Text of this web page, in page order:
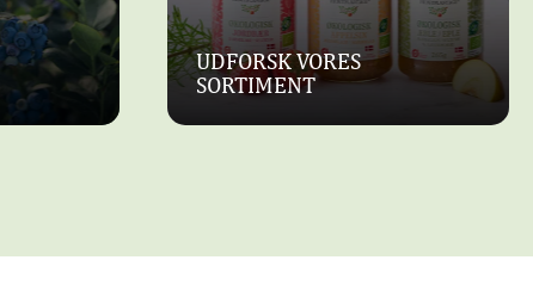
UDFORSK VORES
SORTIMENT